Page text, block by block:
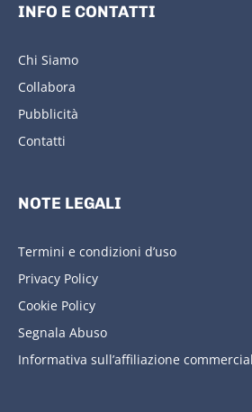
INFO E CONTATTI
Chi Siamo
Collabora
Pubblicità
Contatti
NOTE LEGALI
Termini e condizioni d’uso
Privacy Policy
Cookie Policy
Segnala Abuso
Informativa sull’affiliazione